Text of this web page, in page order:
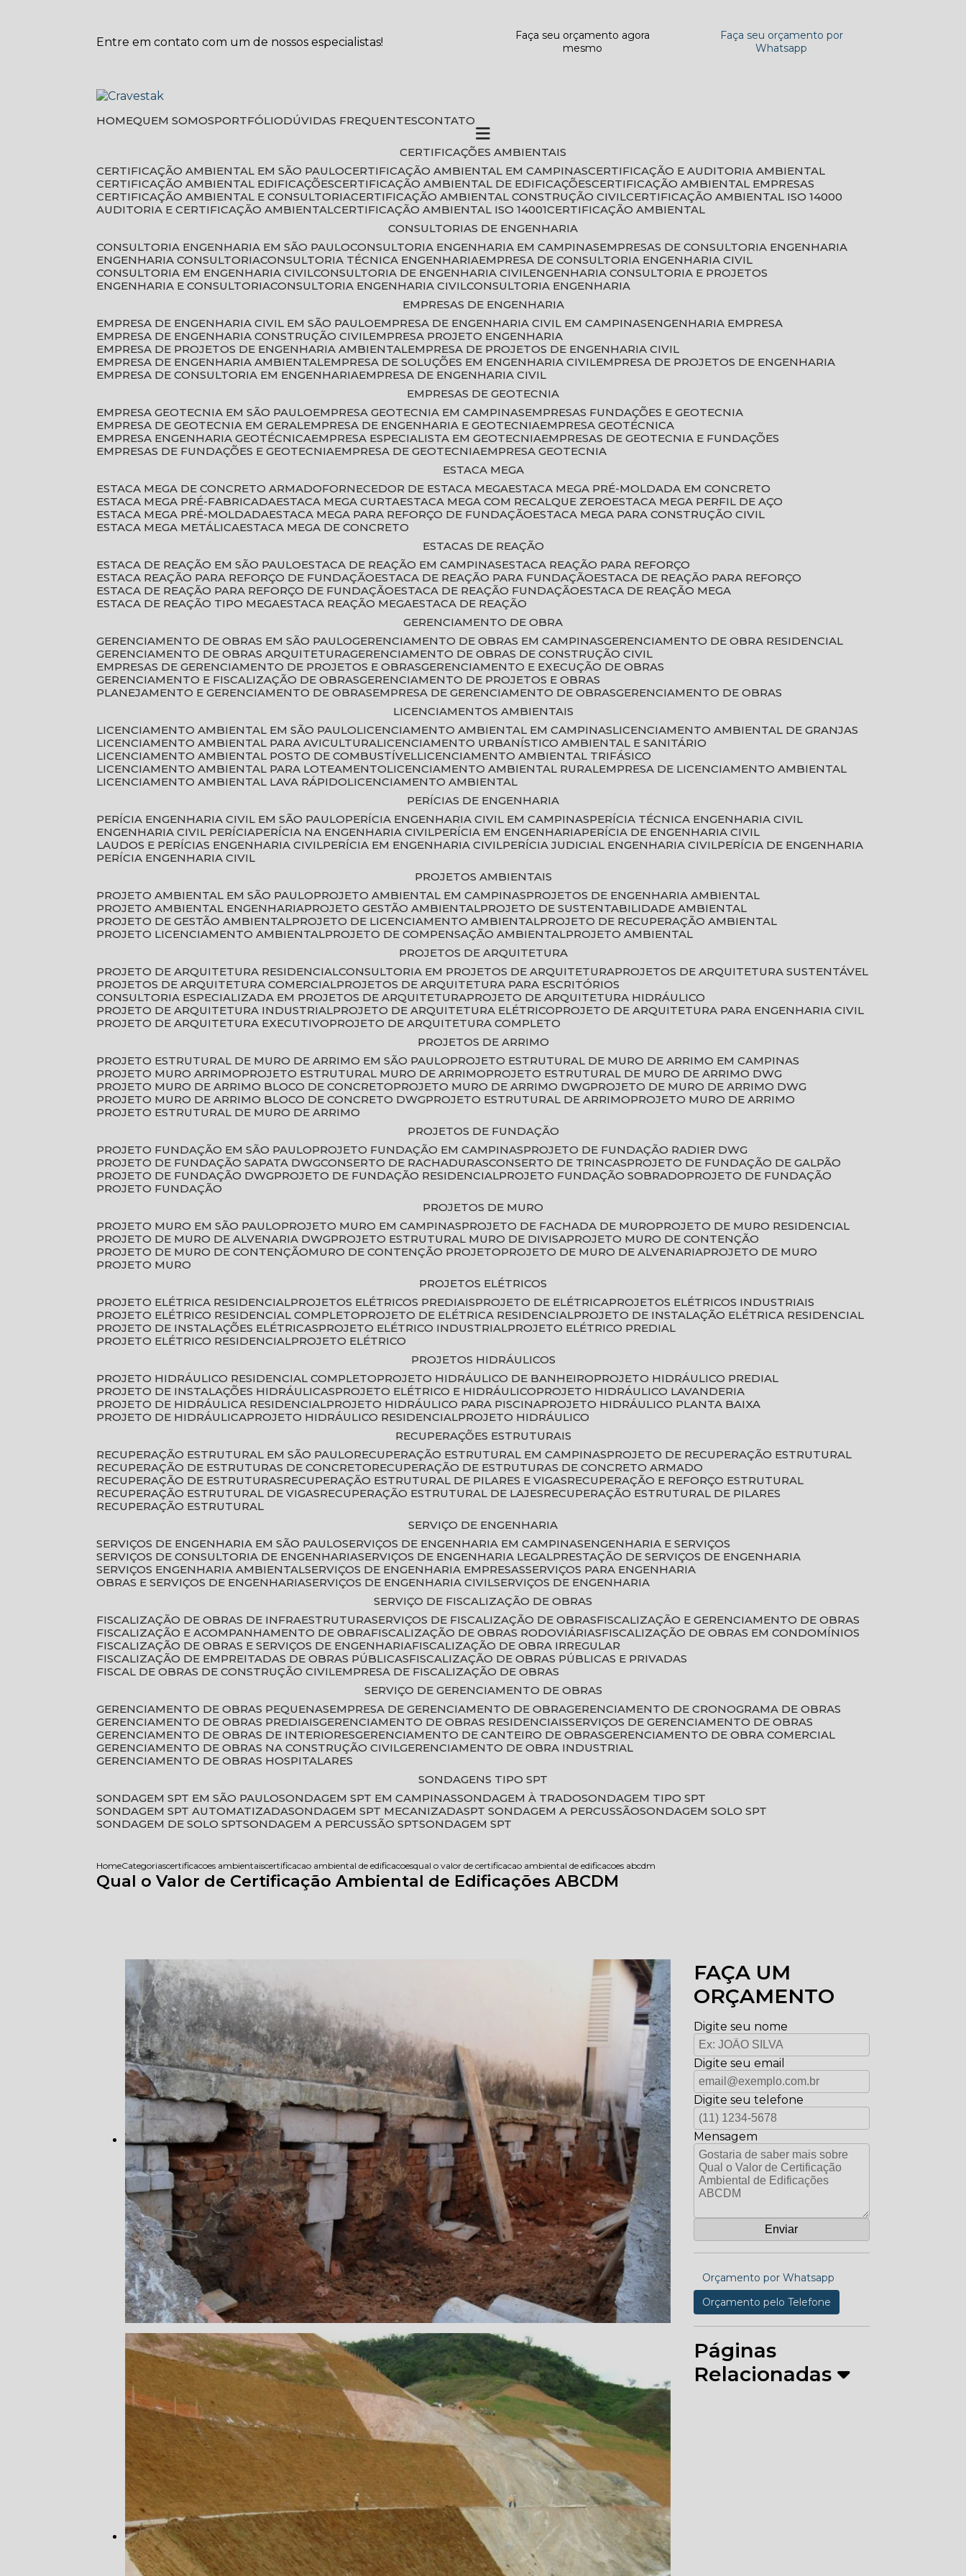
Entre em contato com um de nossos especialistas!
Faça seu orçamento agora
mesmo
Faça seu orçamento por
Whatsapp
HOME QUEM SOMOS PORTFÓLIO DÚVIDAS FREQUENTES CONTATO
CERTIFICAÇÕES AMBIENTAIS
CERTIFICAÇÃO AMBIENTAL EM SÃO PAULO
CERTIFICAÇÃO AMBIENTAL EM CAMPINAS
CERTIFICAÇÃO E AUDITORIA AMBIENTAL
CERTIFICAÇÃO AMBIENTAL EDIFICAÇÕES
CERTIFICAÇÃO AMBIENTAL DE EDIFICAÇÕES
CERTIFICAÇÃO AMBIENTAL EMPRESAS
CERTIFICAÇÃO AMBIENTAL E CONSULTORIA
CERTIFICAÇÃO AMBIENTAL CONSTRUÇÃO CIVIL
CERTIFICAÇÃO AMBIENTAL ISO 14000
AUDITORIA E CERTIFICAÇÃO AMBIENTAL
CERTIFICAÇÃO AMBIENTAL ISO 14001
CERTIFICAÇÃO AMBIENTAL
CONSULTORIAS DE ENGENHARIA
CONSULTORIA ENGENHARIA EM SÃO PAULO CONSULTORIA ENGENHARIA EM CAMPINAS
EMPRESAS DE CONSULTORIA ENGENHARIA
ENGENHARIA CONSULTORIA CONSULTORIA TÉCNICA ENGENHARIA EMPRESA DE CONSULTORIA ENGENHARIA CIVIL
CONSULTORIA EM ENGENHARIA CIVIL CONSULTORIA DE ENGENHARIA CIVIL ENGENHARIA CONSULTORIA E PROJETOS
ENGENHARIA E CONSULTORIA CONSULTORIA ENGENHARIA CIVIL CONSULTORIA ENGENHARIA
EMPRESAS DE ENGENHARIA
EMPRESA DE ENGENHARIA CIVIL EM SÃO PAULO
EMPRESA DE ENGENHARIA CIVIL EM CAMPINAS
ENGENHARIA EMPRESA
EMPRESA DE ENGENHARIA CONSTRUÇÃO CIVIL EMPRESA PROJETO ENGENHARIA
EMPRESA DE PROJETOS DE ENGENHARIA AMBIENTAL EMPRESA DE PROJETOS DE ENGENHARIA CIVIL
EMPRESA DE ENGENHARIA AMBIENTAL EMPRESA DE SOLUÇÕES EM ENGENHARIA CIVIL EMPRESA DE PROJETOS DE ENGENHARIA
EMPRESA DE CONSULTORIA EM ENGENHARIA EMPRESA DE ENGENHARIA CIVIL
EMPRESAS DE GEOTECNIA
EMPRESA GEOTECNIA EM SÃO PAULO
EMPRESA GEOTECNIA EM CAMPINAS
EMPRESAS FUNDAÇÕES E GEOTECNIA
EMPRESA DE GEOTECNIA EM GERAL EMPRESA DE ENGENHARIA E GEOTECNIA EMPRESA GEOTÉCNICA
EMPRESA ENGENHARIA GEOTÉCNICA EMPRESA ESPECIALISTA EM GEOTECNIA EMPRESAS DE GEOTECNIA E FUNDAÇÕES
EMPRESAS DE FUNDAÇÕES E GEOTECNIA EMPRESA DE GEOTECNIA EMPRESA GEOTECNIA
ESTACA MEGA
ESTACA MEGA DE CONCRETO ARMADO
FORNECEDOR DE ESTACA MEGA ESTACA MEGA PRÉ-MOLDADA EM CONCRETO
ESTACA MEGA PRÉ-FABRICADA ESTACA MEGA CURTA ESTACA MEGA COM RECALQUE ZERO
ESTACA MEGA PERFIL DE AÇO
ESTACA MEGA PRÉ-MOLDADA ESTACA MEGA PARA REFORÇO DE FUNDAÇÃO
ESTACA MEGA PARA CONSTRUÇÃO CIVIL
ESTACA MEGA METÁLICA ESTACA MEGA DE CONCRETO
ESTACAS DE REAÇÃO
ESTACA DE REAÇÃO EM SÃO PAULO
ESTACA DE REAÇÃO EM CAMPINAS
ESTACA REAÇÃO PARA REFORÇO
ESTACA REAÇÃO PARA REFORÇO DE FUNDAÇÃO
ESTACA DE REAÇÃO PARA FUNDAÇÃO
ESTACA DE REAÇÃO PARA REFORÇO
ESTACA DE REAÇÃO PARA REFORÇO DE FUNDAÇÃO
ESTACA DE REAÇÃO FUNDAÇÃO
ESTACA DE REAÇÃO MEGA
ESTACA DE REAÇÃO TIPO MEGA ESTACA REAÇÃO MEGA ESTACA DE REAÇÃO
GERENCIAMENTO DE OBRA
GERENCIAMENTO DE OBRAS EM SÃO PAULO
GERENCIAMENTO DE OBRAS EM CAMPINAS
GERENCIAMENTO DE OBRA RESIDENCIAL
GERENCIAMENTO DE OBRAS ARQUITETURA
GERENCIAMENTO DE OBRAS DE CONSTRUÇÃO CIVIL
EMPRESAS DE GERENCIAMENTO DE PROJETOS E OBRAS
GERENCIAMENTO E EXECUÇÃO DE OBRAS
GERENCIAMENTO E FISCALIZAÇÃO DE OBRAS
GERENCIAMENTO DE PROJETOS E OBRAS
PLANEJAMENTO E GERENCIAMENTO DE OBRAS
EMPRESA DE GERENCIAMENTO DE OBRAS
GERENCIAMENTO DE OBRAS
LICENCIAMENTOS AMBIENTAIS
LICENCIAMENTO AMBIENTAL EM SÃO PAULO LICENCIAMENTO AMBIENTAL EM CAMPINAS LICENCIAMENTO AMBIENTAL DE GRANJAS
LICENCIAMENTO AMBIENTAL PARA AVICULTURA LICENCIAMENTO URBANÍSTICO AMBIENTAL E SANITÁRIO
LICENCIAMENTO AMBIENTAL POSTO DE COMBUSTÍVEL LICENCIAMENTO AMBIENTAL TRIFÁSICO
LICENCIAMENTO AMBIENTAL PARA LOTEAMENTO LICENCIAMENTO AMBIENTAL RURAL EMPRESA DE LICENCIAMENTO AMBIENTAL
LICENCIAMENTO AMBIENTAL LAVA RÁPIDO LICENCIAMENTO AMBIENTAL
PERÍCIAS DE ENGENHARIA
PERÍCIA ENGENHARIA CIVIL EM SÃO PAULO
PERÍCIA ENGENHARIA CIVIL EM CAMPINAS
PERÍCIA TÉCNICA ENGENHARIA CIVIL
ENGENHARIA CIVIL PERÍCIA
PERÍCIA NA ENGENHARIA CIVIL PERÍCIA EM ENGENHARIA
PERÍCIA DE ENGENHARIA CIVIL
LAUDOS E PERÍCIAS ENGENHARIA CIVIL
PERÍCIA EM ENGENHARIA CIVIL PERÍCIA JUDICIAL ENGENHARIA CIVIL
PERÍCIA DE ENGENHARIA
PERÍCIA ENGENHARIA CIVIL
PROJETOS AMBIENTAIS
PROJETO AMBIENTAL EM SÃO PAULO
PROJETO AMBIENTAL EM CAMPINAS
PROJETOS DE ENGENHARIA AMBIENTAL
PROJETO AMBIENTAL ENGENHARIA
PROJETO GESTÃO AMBIENTAL
PROJETO DE SUSTENTABILIDADE AMBIENTAL
PROJETO DE GESTÃO AMBIENTAL
PROJETO DE LICENCIAMENTO AMBIENTAL
PROJETO DE RECUPERAÇÃO AMBIENTAL
PROJETO LICENCIAMENTO AMBIENTAL
PROJETO DE COMPENSAÇÃO AMBIENTAL
PROJETO AMBIENTAL
PROJETOS DE ARQUITETURA
PROJETO DE ARQUITETURA RESIDENCIAL CONSULTORIA EM PROJETOS DE ARQUITETURA
PROJETOS DE ARQUITETURA SUSTENTÁVEL
PROJETOS DE ARQUITETURA COMERCIAL
PROJETOS DE ARQUITETURA PARA ESCRITÓRIOS
CONSULTORIA ESPECIALIZADA EM PROJETOS DE ARQUITETURA
PROJETO DE ARQUITETURA HIDRÁULICO
PROJETO DE ARQUITETURA INDUSTRIAL
PROJETO DE ARQUITETURA ELÉTRICO
PROJETO DE ARQUITETURA PARA ENGENHARIA CIVIL
PROJETO DE ARQUITETURA EXECUTIVO
PROJETO DE ARQUITETURA COMPLETO
PROJETOS DE ARRIMO
PROJETO ESTRUTURAL DE MURO DE ARRIMO EM SÃO PAULO
PROJETO ESTRUTURAL DE MURO DE ARRIMO EM CAMPINAS
PROJETO MURO ARRIMO
PROJETO ESTRUTURAL MURO DE ARRIMO
PROJETO ESTRUTURAL DE MURO DE ARRIMO DWG
PROJETO MURO DE ARRIMO BLOCO DE CONCRETO
PROJETO MURO DE ARRIMO DWG
PROJETO DE MURO DE ARRIMO DWG
PROJETO MURO DE ARRIMO BLOCO DE CONCRETO DWG
PROJETO ESTRUTURAL DE ARRIMO
PROJETO MURO DE ARRIMO
PROJETO ESTRUTURAL DE MURO DE ARRIMO
PROJETOS DE FUNDAÇÃO
PROJETO FUNDAÇÃO EM SÃO PAULO
PROJETO FUNDAÇÃO EM CAMPINAS
PROJETO DE FUNDAÇÃO RADIER DWG
PROJETO DE FUNDAÇÃO SAPATA DWG CONSERTO DE RACHADURAS CONSERTO DE TRINCAS
PROJETO DE FUNDAÇÃO DE GALPÃO
PROJETO DE FUNDAÇÃO DWG
PROJETO DE FUNDAÇÃO RESIDENCIAL PROJETO FUNDAÇÃO SOBRADO
PROJETO DE FUNDAÇÃO
PROJETO FUNDAÇÃO
PROJETOS DE MURO
PROJETO MURO EM SÃO PAULO
PROJETO MURO EM CAMPINAS PROJETO DE FACHADA DE MURO
PROJETO DE MURO RESIDENCIAL
PROJETO DE MURO DE ALVENARIA DWG
PROJETO ESTRUTURAL MURO DE DIVISA
PROJETO MURO DE CONTENÇÃO
PROJETO DE MURO DE CONTENÇÃO
MURO DE CONTENÇÃO PROJETO PROJETO DE MURO DE ALVENARIA
PROJETO DE MURO
PROJETO MURO
PROJETOS ELÉTRICOS
PROJETO ELÉTRICA RESIDENCIAL
PROJETOS ELÉTRICOS PREDIAIS PROJETO DE ELÉTRICA
PROJETOS ELÉTRICOS INDUSTRIAIS
PROJETO ELÉTRICO RESIDENCIAL COMPLETO
PROJETO DE ELÉTRICA RESIDENCIAL
PROJETO DE INSTALAÇÃO ELÉTRICA RESIDENCIAL
PROJETO DE INSTALAÇÕES ELÉTRICAS
PROJETO ELÉTRICO INDUSTRIAL
PROJETO ELÉTRICO PREDIAL
PROJETO ELÉTRICO RESIDENCIAL
PROJETO ELÉTRICO
PROJETOS HIDRÁULICOS
PROJETO HIDRÁULICO RESIDENCIAL COMPLETO
PROJETO HIDRÁULICO DE BANHEIRO
PROJETO HIDRÁULICO PREDIAL
PROJETO DE INSTALAÇÕES HIDRÁULICAS
PROJETO ELÉTRICO E HIDRÁULICO
PROJETO HIDRÁULICO LAVANDERIA
PROJETO DE HIDRÁULICA RESIDENCIAL
PROJETO HIDRÁULICO PARA PISCINA
PROJETO HIDRÁULICO PLANTA BAIXA
PROJETO DE HIDRÁULICA
PROJETO HIDRÁULICO RESIDENCIAL
PROJETO HIDRÁULICO
RECUPERAÇÕES ESTRUTURAIS
RECUPERAÇÃO ESTRUTURAL EM SÃO PAULO
RECUPERAÇÃO ESTRUTURAL EM CAMPINAS
PROJETO DE RECUPERAÇÃO ESTRUTURAL
RECUPERAÇÃO DE ESTRUTURAS DE CONCRETO
RECUPERAÇÃO DE ESTRUTURAS DE CONCRETO ARMADO
RECUPERAÇÃO DE ESTRUTURAS
RECUPERAÇÃO ESTRUTURAL DE PILARES E VIGAS
RECUPERAÇÃO E REFORÇO ESTRUTURAL
RECUPERAÇÃO ESTRUTURAL DE VIGAS
RECUPERAÇÃO ESTRUTURAL DE LAJES
RECUPERAÇÃO ESTRUTURAL DE PILARES
RECUPERAÇÃO ESTRUTURAL
SERVIÇO DE ENGENHARIA
SERVIÇOS DE ENGENHARIA EM SÃO PAULO SERVIÇOS DE ENGENHARIA EM CAMPINAS
ENGENHARIA E SERVIÇOS
SERVIÇOS DE CONSULTORIA DE ENGENHARIA SERVIÇOS DE ENGENHARIA LEGAL
PRESTAÇÃO DE SERVIÇOS DE ENGENHARIA
SERVIÇOS ENGENHARIA AMBIENTAL SERVIÇOS DE ENGENHARIA EMPRESAS SERVIÇOS PARA ENGENHARIA
OBRAS E SERVIÇOS DE ENGENHARIA SERVIÇOS DE ENGENHARIA CIVIL SERVIÇOS DE ENGENHARIA
SERVIÇO DE FISCALIZAÇÃO DE OBRAS
FISCALIZAÇÃO DE OBRAS DE INFRAESTRUTURA SERVIÇOS DE FISCALIZAÇÃO DE OBRAS
FISCALIZAÇÃO E GERENCIAMENTO DE OBRAS
FISCALIZAÇÃO E ACOMPANHAMENTO DE OBRA FISCALIZAÇÃO DE OBRAS RODOVIÁRIAS
FISCALIZAÇÃO DE OBRAS EM CONDOMÍNIOS
FISCALIZAÇÃO DE OBRAS E SERVIÇOS DE ENGENHARIA FISCALIZAÇÃO DE OBRA IRREGULAR
FISCALIZAÇÃO DE EMPREITADAS DE OBRAS PÚBLICAS
FISCALIZAÇÃO DE OBRAS PÚBLICAS E PRIVADAS
FISCAL DE OBRAS DE CONSTRUÇÃO CIVIL EMPRESA DE FISCALIZAÇÃO DE OBRAS
SERVIÇO DE GERENCIAMENTO DE OBRAS
GERENCIAMENTO DE OBRAS PEQUENAS
EMPRESA DE GERENCIAMENTO DE OBRA
GERENCIAMENTO DE CRONOGRAMA DE OBRAS
GERENCIAMENTO DE OBRAS PREDIAIS
GERENCIAMENTO DE OBRAS RESIDENCIAIS SERVIÇOS DE GERENCIAMENTO DE OBRAS
GERENCIAMENTO DE OBRAS DE INTERIORES
GERENCIAMENTO DE CANTEIRO DE OBRAS
GERENCIAMENTO DE OBRA COMERCIAL
GERENCIAMENTO DE OBRAS NA CONSTRUÇÃO CIVIL
GERENCIAMENTO DE OBRA INDUSTRIAL
GERENCIAMENTO DE OBRAS HOSPITALARES
SONDAGENS TIPO SPT
SONDAGEM SPT EM SÃO PAULO SONDAGEM SPT EM CAMPINAS SONDAGEM À TRADO SONDAGEM TIPO SPT
SONDAGEM SPT AUTOMATIZADA SONDAGEM SPT MECANIZADA SPT SONDAGEM A PERCUSSÃO SONDAGEM SOLO SPT
SONDAGEM DE SOLO SPT SONDAGEM A PERCUSSÃO SPT SONDAGEM SPT
HomeCategoriascertificacoes ambientaiscertificacao ambiental de edificacoesqual o valor de certificacao ambiental de edificacoes abcdm
Qual o Valor de Certificação Ambiental de Edificações ABCDM
FAÇA UM
ORÇAMENTO
Digite seu nome
Digite seu email
Digite seu telefone
Mensagem
Orçamento por Whatsapp
Orçamento pelo Telefone
Páginas
Relacionadas